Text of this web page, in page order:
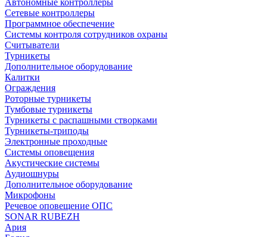
Автономные контроллеры
Сетевые контроллеры
Программное обеспечение
Системы контроля сотрудников охраны
Считыватели
Турникеты
Дополнительное оборудование
Калитки
Ограждения
Роторные турникеты
Тумбовые турникеты
Турникеты с распашными створками
Турникеты-триподы
Электронные проходные
Системы оповещения
Акустические системы
Аудиошнуры
Дополнительное оборудование
Микрофоны
Речевое оповещение ОПС
SONAR RUBEZH
Ария